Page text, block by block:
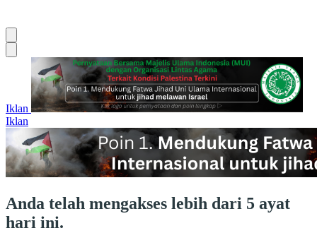
Iklan
Iklan
Anda telah mengakses lebih dari 5 ayat
hari ini.